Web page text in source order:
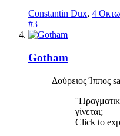
Constantin Dux, 4
#3
Gotham
Δούρειος Ίππος
γίνεται;
Click to